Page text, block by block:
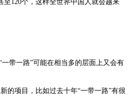
至120个，这样全世界中国人就会越来
一带一路”可能在相当多的层面上又会有
的项目，比如过去十年“一带一路”有很